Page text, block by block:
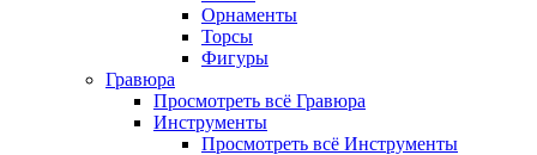
Орнаменты
Торсы
Фигуры
Гравюра
Просмотреть всё Гравюра
Инструменты
Просмотреть всё Инструменты